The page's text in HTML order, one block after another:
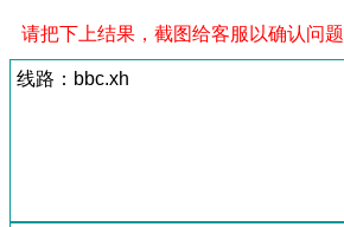
请把下上结果，截图给客服以确认问题
线路：bbc.xh